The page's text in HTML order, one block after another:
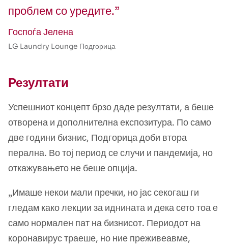
проблем со уредите.”
Госпоѓа Јелена
LG Laundry Lounge Подгорица
Резултати
Успешниот концепт брзо даде резултати, а беше
отворена и дополнителна експозитура. По само
две години бизнис, Подгорица доби втора
перална. Во тој период се случи и пандемија, но
откажувањето не беше опција.
„Имаше некои мали пречки, но јас секогаш ги
гледам како лекции за иднината и дека сето тоа е
само нормален пат на бизнисот. Периодот на
коронавирус траеше, но ние преживеавме,